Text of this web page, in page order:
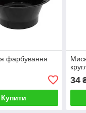
фарбування
Купити
34